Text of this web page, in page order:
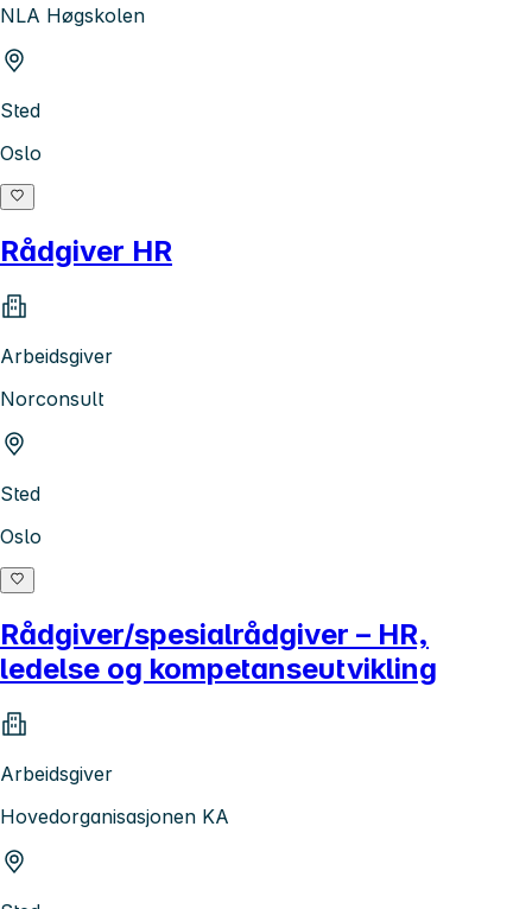
NLA Høgskolen
Sted
Oslo
Rådgiver HR
Arbeidsgiver
Norconsult
Sted
Oslo
Rådgiver/spesialrådgiver – HR,
ledelse og kompetanseutvikling
Arbeidsgiver
Hovedorganisasjonen KA